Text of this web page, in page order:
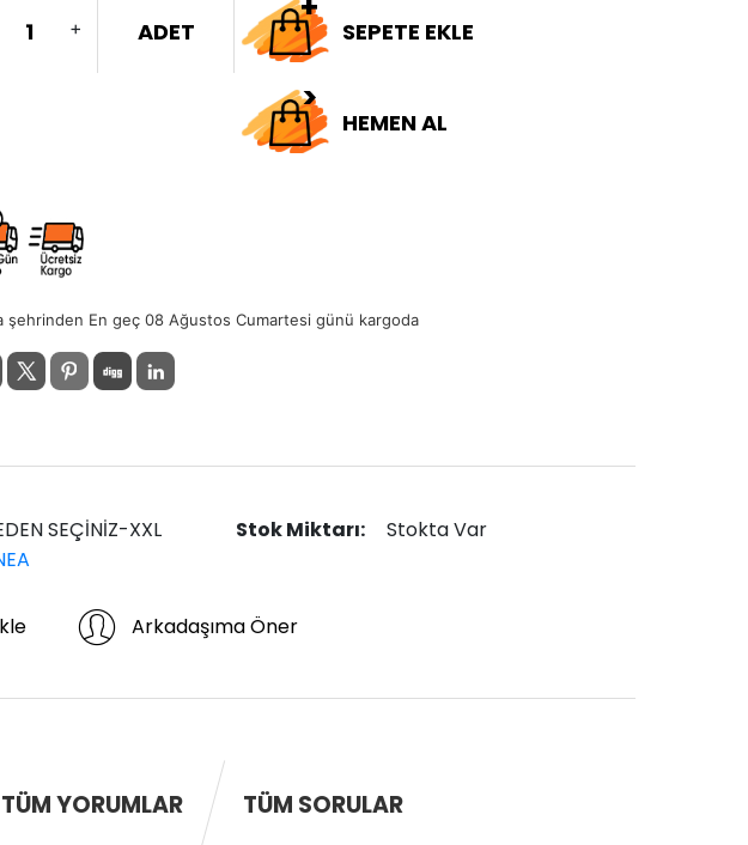
+ ADET SEPETE EKLE
HEMEN AL
şehrinden En geç 08 Ağustos Cumartesi günü kargoda
SEÇİNİZ-XXL Stok Miktarı:
Stokta Var
Arkadaşıma Öner
TÜM YORUMLAR TÜM SORULAR